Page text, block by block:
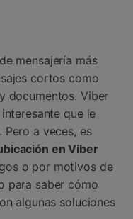
mensajería más
cortos como
documentos. Viber
que le
a veces, es
en Viber
o por motivos de
para saber cómo
algunas soluciones